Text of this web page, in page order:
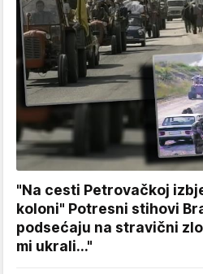
"Na cesti Petrovačkoj
koloni" Potresni stihovi
podsećaju na stravični
mi ukrali..."